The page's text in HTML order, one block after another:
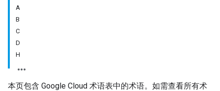
A
B
C
D
H
本页包含 Google Cloud 术语表中的术语。如需查看所有术